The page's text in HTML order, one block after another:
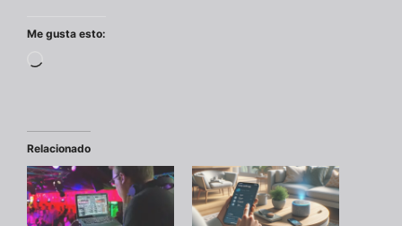
Me gusta esto:
Relacionado